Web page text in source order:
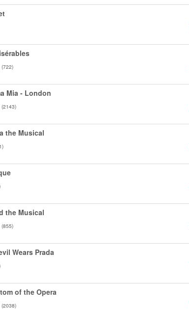
(722)
Mia - London
(2143)
the Musical
the Musical
(855)
Wears Prada
of the Opera
(2038)